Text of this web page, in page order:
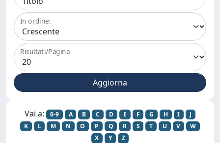
In ordine:
Risultati/Pagina
Vai a: 0-9 A B C D E F G H I
J
K
L M N O P Q R S T U V
W
X
Y Z